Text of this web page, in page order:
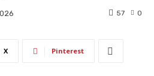
0
57
X Pinterest